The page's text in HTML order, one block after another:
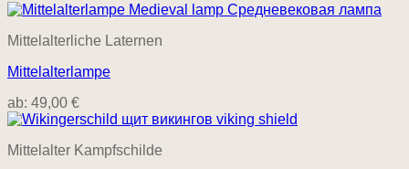
Mittelalterliche Laternen
Mittelalterlampe
ab: 49,00 €
Mittelalter Kampfschilde